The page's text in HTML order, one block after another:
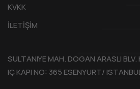
KVKK
İLETİŞİM
SULTANIYE MAH. DOGAN ARASLI
IÇ KAPI NO: 365 ESENYURT/